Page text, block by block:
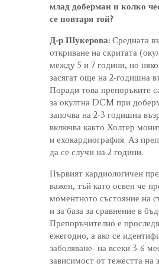
млад доберман и колко
се повтаря той?
Д-р Шукерова: Средната
откриване на скритата
между 5 и 7 години, но
засягат още на 2-годишна
Поради това препоръките
за окултна DCM при
започва на 2-3 годишна
включва както Холтер
и ехокардиография. Аз
да се случи на 2 години.
Първият кардиологичен
важен, тъй като освен че
моментното състояние на
и за база за сравнение в
Препоръчително е
ежегодно, а ако се
заболяване- на всеки 3-6
зависимост от тежестта на